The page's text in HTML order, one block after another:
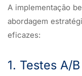
A implementação
abordagem
eficazes:
1. Testes A/B